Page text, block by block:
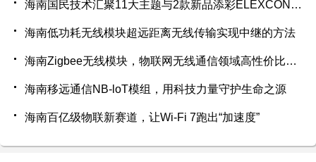
海南国民技术汇聚11大主题与2款新品添彩ELEXCON 2022
海南低功耗无线模块超远距离无线传输实现中继的方法
海南Zigbee无线模块，物联网无线通信领域高性价比产品
海南移远通信NB-loT模组，用科技力量守护生命之源
海南百亿级物联新赛道，让Wi-Fi 7跑出“加速度”